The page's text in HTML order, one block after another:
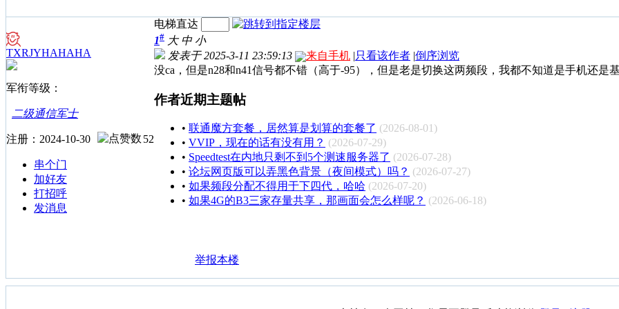
TXRJYHAHAHA
军衔等级：
二级通信军士
注册：2024-10-30 52
串个门
加好友
打招呼
发消息
电梯直达
1# 大 中 小
发表于 2025-3-11 23:59:13
来自手机 |只看该作者 |倒序浏览
没ca，但是n28和n41信号都不错（高于-95），但是老是切换这两频段，我都不知道是手机还是基
作者近期主题帖
• 联通魔方套餐，居然算是划算的套餐了 (2026-08-01)
• VVIP，现在的话有没有用？ (2026-07-29)
• Speedtest在内地只剩不到5个测速服务器了 (2026-07-28)
• 论坛网页版可以弄黑色背景（夜间模式）吗？ (2026-07-27)
• 如果频段分配不得用于下四代，哈哈 (2026-07-20)
• 如果4G的B3三家存量共享，那画面会怎么样呢？ (2026-06-18)
举报本楼